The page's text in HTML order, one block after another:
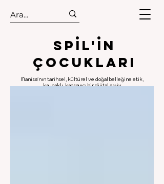
.
.
Spıl'in
Çocukları
Manisa'nın tarihsel, kültürel ve doğal belleğine etik,
kaynaklı, kapsayıcı bir dijital arşiv